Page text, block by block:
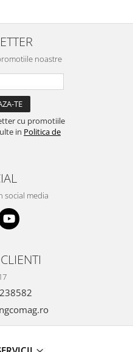
noastre
cu promotiile
in Politica de
social media